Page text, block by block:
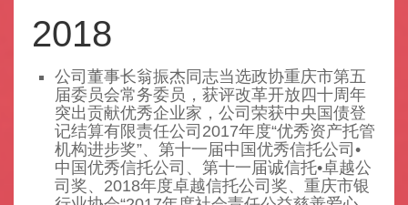
2018
公司董事长翁振杰同志当选政协重庆市第五
届委员会常务委员，获评改革开放四十周年
突出贡献优秀企业家，公司荣获中央国债登
记结算有限责任公司2017年度“优秀资产托管
机构进步奖”、第十一届中国优秀信托公司•
中国优秀信托公司、第十一届诚信托•卓越公
司奖、2018年度卓越信托公司奖、重庆市银